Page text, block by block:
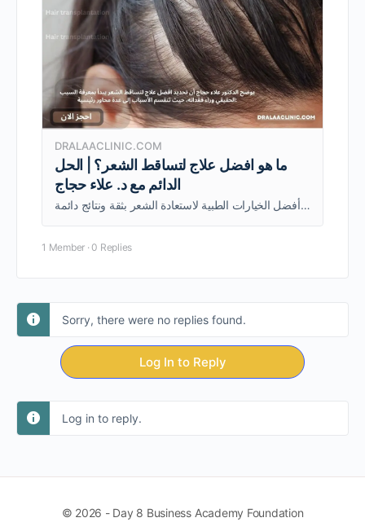
DRALAACLINIC.COM
ما هو افضل علاج لتساقط الشعر؟ | الحل
الدائم مع د. علاء حجاج
هل الأدوية افضل علاج لتساقط الشعر، أم أن زراعة الشعر هي الحل الأمثل؟ يوضح د. علاء حجاج أفضل الخيارات الطبية لاستعادة الشعر بثقة ونتائج دائمة.
1 Member · 0 Replies
Sorry, there were no replies found.
Log In to Reply
Log in to reply.
© 2026 - Day 8 Business Academy Foundation